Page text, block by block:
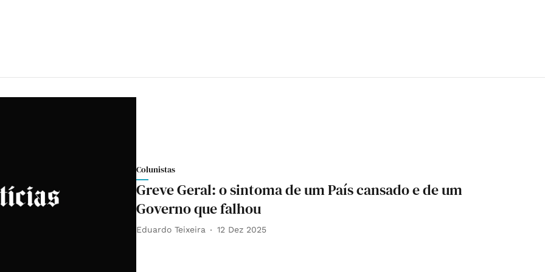
Colunistas
Greve Geral: o sintoma de um País cansado e de um
Governo que falhou
Eduardo Teixeira 12 Dez 2025